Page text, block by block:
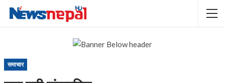
समाचार